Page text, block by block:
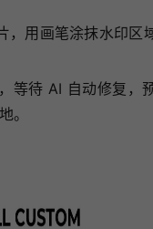
，用画笔涂抹水印区
等待 AI 自动修复，
。